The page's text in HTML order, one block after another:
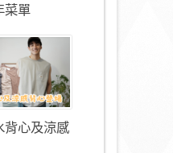
菜單
背心及涼感